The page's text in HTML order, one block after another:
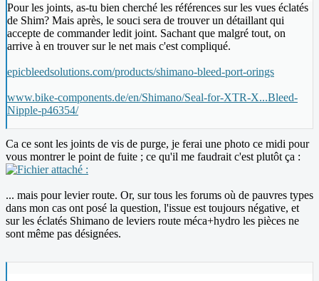
Pour les joints, as-tu bien cherché les références sur les vues éclatés
de Shim? Mais après, le souci sera de trouver un détaillant qui
accepte de commander ledit joint. Sachant que malgré tout, on
arrive à en trouver sur le net mais c'est compliqué.
epicbleedsolutions.com/products/shimano-bleed-port-orings
www.bike-components.de/en/Shimano/Seal-for-XTR-X...Bleed-
Nipple-p46354/
Ca ce sont les joints de vis de purge, je ferai une photo ce midi pour
vous montrer le point de fuite ; ce qu'il me faudrait c'est plutôt ça :
... mais pour levier route. Or, sur tous les forums où de pauvres types
dans mon cas ont posé la question, l'issue est toujours négative, et
sur les éclatés Shimano de leviers route méca+hydro les pièces ne
sont même pas désignées.